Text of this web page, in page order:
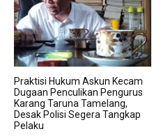
Praktisi Hukum Askun Kecam
Dugaan Penculikan Pengurus
Karang Taruna Tamelang,
Desak Polisi Segera Tangkap
Pelaku